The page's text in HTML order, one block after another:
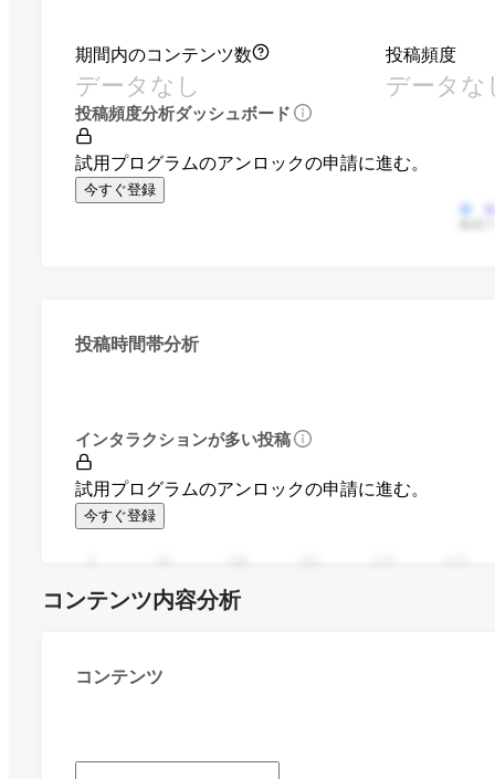
期間内のコンテンツ数
データなし
投稿頻度
データな
投稿頻度分析ダッシュボード
試用プログラムのアンロックの申請に進む。
今すぐ登録
投稿時間帯分析
インタラクションが多い投稿
試用プログラムのアンロックの申請に進む。
今すぐ登録
コンテンツ内容分析
コンテンツ